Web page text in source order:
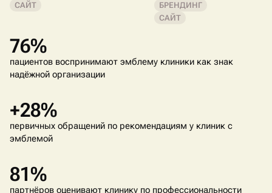
САЙТ
БРЕНДИНГ
САЙТ
76%
пациентов воспринимают эмблему клиники как знак
надёжной организации
+28%
первичных обращений по рекомендациям у клиник с
эмблемой
81%
партнёров оценивают клинику по профессиональности